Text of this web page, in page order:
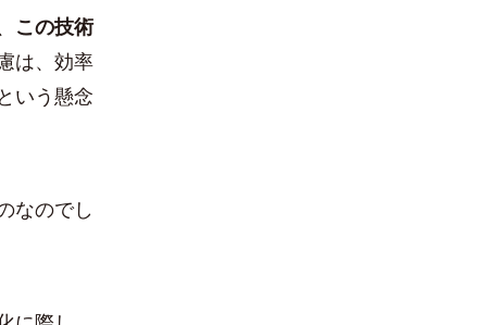
この技術
は、効率
いう懸念
なのでし